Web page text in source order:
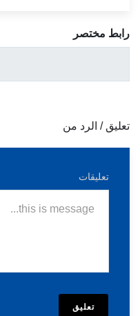
رابط مختصر
تعليق / الرد من
تعليقات
تعليق